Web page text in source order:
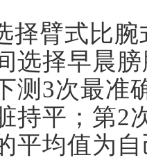
择臂式比
选择早晨
测3次最准
持平；第2
平均值为